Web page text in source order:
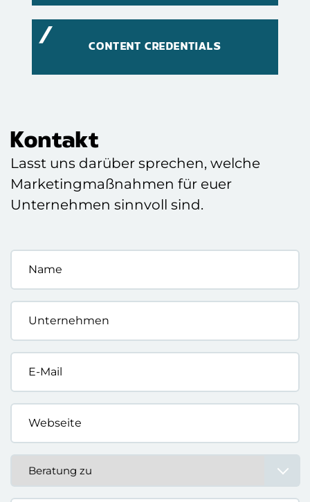
CONTENT CREDENTIALS
Kontakt
Lasst uns darüber sprechen, welche
Marketingmaßnahmen für euer
Unternehmen sinnvoll sind.
Mail
*
*